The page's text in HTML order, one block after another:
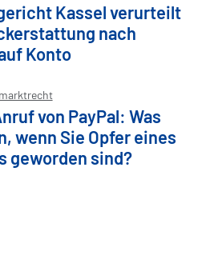
Kassel verurteilt
nach
Konto
von PayPal: Was
wenn Sie Opfer eines
geworden sind?